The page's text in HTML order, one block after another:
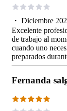
・ Diciembre
Excelente
de trabajo al
cuando uno
preparados
Fernanda